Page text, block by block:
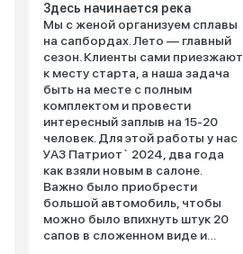
Здесь начинается река
Мы с женой организуем сплавы
на сапбордах. Лето — главный
сезон. Клиенты сами приезжают
к месту старта, а наша задача
быть на месте с полным
комплектом и провести
интересный заплыв на 15-20
человек. Для этой работы у нас
УАЗ Патриот` 2024, два года
как взяли новым в салоне.
Важно было приобрести
большой автомобиль, чтобы
можно было впихнуть штук 20
сапов в сложенном виде и